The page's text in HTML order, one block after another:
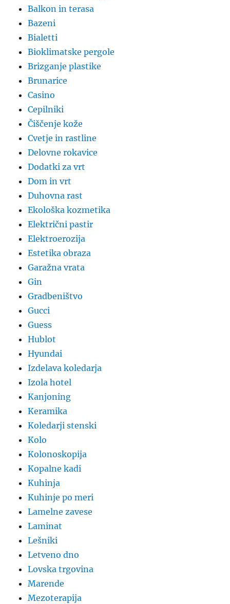
Balkon in terasa
Bazeni
Bialetti
Bioklimatske pergole
Brizganje plastike
Brunarice
Casino
Cepilniki
Čiščenje kože
Cvetje in rastline
Delovne rokavice
Dodatki za vrt
Dom in vrt
Duhovna rast
Ekološka kozmetika
Električni pastir
Elektroerozija
Estetika obraza
Garažna vrata
Gin
Gradbeništvo
Gucci
Guess
Hublot
Hyundai
Izdelava koledarja
Izola hotel
Kanjoning
Keramika
Koledarji stenski
Kolo
Kolonoskopija
Kopalne kadi
Kuhinja
Kuhinje po meri
Lamelne zavese
Laminat
Lešniki
Letveno dno
Lovska trgovina
Marende
Mezoterapija